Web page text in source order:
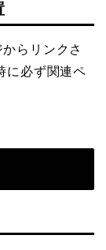
らリンクさ
に必ず関連ペ